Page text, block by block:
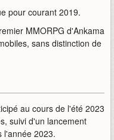
pour courant 2019.
MMORPG d'Ankama
sans distinction de
au cours de l'été 2023
suivi d'un lancement
l'année 2023.